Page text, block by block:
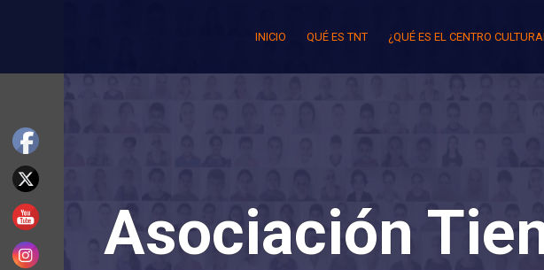
INICIO QUÉ ES TNT ¿QUÉ ES EL CENTRO
Asociación